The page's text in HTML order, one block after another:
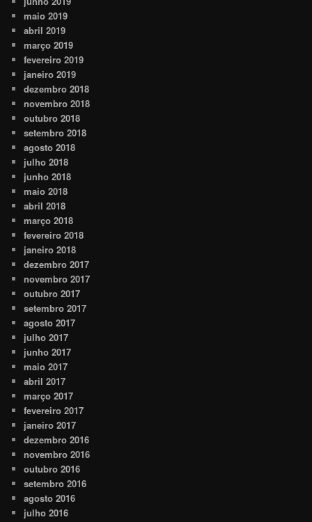
maio 2019
abril 2019
março 2019
fevereiro 2019
janeiro 2019
dezembro 2018
novembro 2018
outubro 2018
setembro 2018
agosto 2018
julho 2018
junho 2018
maio 2018
abril 2018
março 2018
fevereiro 2018
janeiro 2018
dezembro 2017
novembro 2017
outubro 2017
setembro 2017
agosto 2017
julho 2017
junho 2017
maio 2017
abril 2017
março 2017
fevereiro 2017
janeiro 2017
dezembro 2016
novembro 2016
outubro 2016
setembro 2016
agosto 2016
julho 2016